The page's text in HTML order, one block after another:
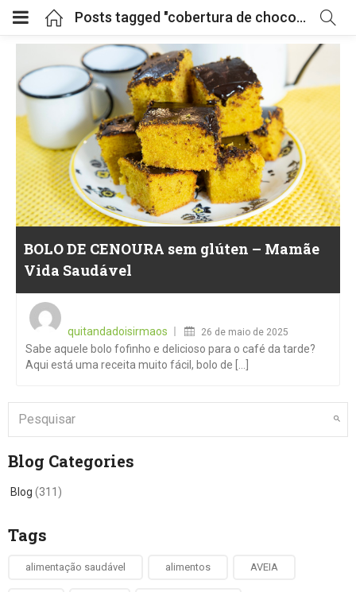
Posts tagged "cobertura de chocolate"
BOLO DE CENOURA sem glúten – Mamãe
Vida Saudável
quitandadoisirmaos
26 de maio de 2025
Sabe aquele bolo fofinho e delicioso para o café da tarde?
Aqui está uma receita muito fácil, bolo de [...]
Blog Categories
Blog (311)
Tags
alimentação saudável alimentos AVEIA